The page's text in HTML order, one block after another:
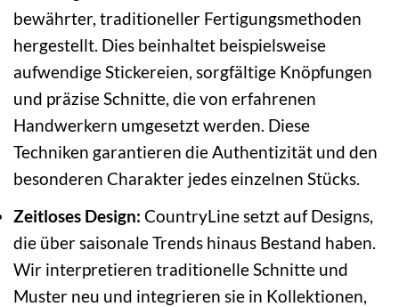
bewährter, traditioneller Fertigungsmethoden
hergestellt. Dies beinhaltet beispielsweise
aufwendige Stickereien, sorgfältige Knöpfungen
und präzise Schnitte, die von erfahrenen
Handwerkern umgesetzt werden. Diese
Techniken garantieren die Authentizität und den
besonderen Charakter jedes einzelnen Stücks.
Zeitloses Design: CountryLine setzt auf Designs,
die über saisonale Trends hinaus Bestand haben.
Wir interpretieren traditionelle Schnitte und
Muster neu und integrieren sie in Kollektionen,